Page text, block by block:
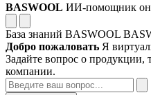
BASWOOL ИИ-помощник
База знаний BASWOOL
Добро пожаловать Я
Задайте вопрос о продукции,
компании.